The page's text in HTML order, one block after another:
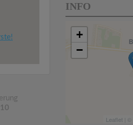
INFO
+
−
Leaflet | ©